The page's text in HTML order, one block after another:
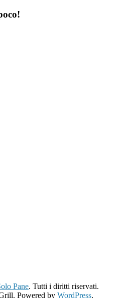
Pane. Tutti i diritti riservati.
Powered by WordPress.